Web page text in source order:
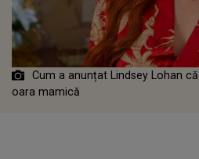
Cum a anunțat Lindsey Lohan
oara mamică